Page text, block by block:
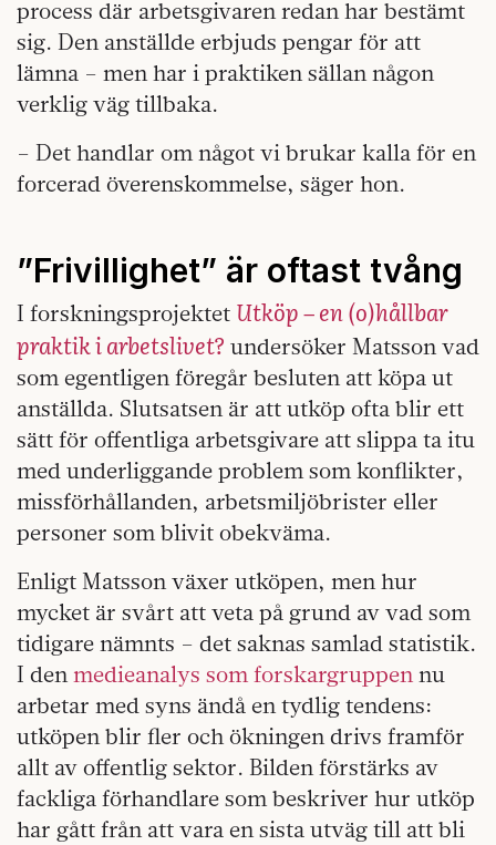
process där arbetsgivaren redan har bestämt
sig. Den anställde erbjuds pengar för att
lämna – men har i praktiken sällan någon
verklig väg tillbaka.
– Det handlar om något vi brukar kalla för en
forcerad överenskommelse, säger hon.
”Frivillighet” är oftast tvång
I forskningsprojektet Utköp – en (o)hållbar
praktik i arbetslivet? undersöker Matsson vad
som egentligen föregår besluten att köpa ut
anställda. Slutsatsen är att utköp ofta blir ett
sätt för offentliga arbetsgivare att slippa ta itu
med underliggande problem som konflikter,
missförhållanden, arbetsmiljöbrister eller
personer som blivit obekväma.
Enligt Matsson växer utköpen, men hur
mycket är svårt att veta på grund av vad som
tidigare nämnts – det saknas samlad statistik.
I denmedieanalys som forskargruppennu
arbetar med syns ändå en tydlig tendens:
utköpen blir fler och ökningen drivs framför
allt av offentlig sektor. Bilden förstärks av
fackliga förhandlare som beskriver hur utköp
har gått från att vara en sista utväg till att bli